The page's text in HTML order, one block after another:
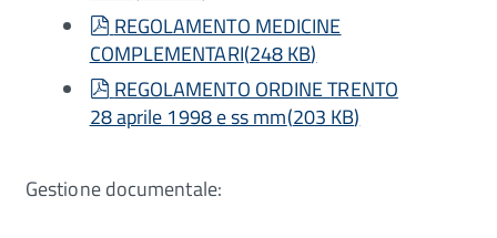
pdf
REGOLAMENTO MEDICINE
COMPLEMENTARI(248 KB)
pdf
REGOLAMENTO ORDINE TRENTO
28 aprile 1998 e ss mm(203 KB)
Gestione documentale: